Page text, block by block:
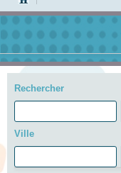
Rechercher
Ville